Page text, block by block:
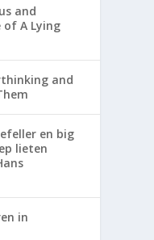
and
of A Lying
and
en big
lieten
in